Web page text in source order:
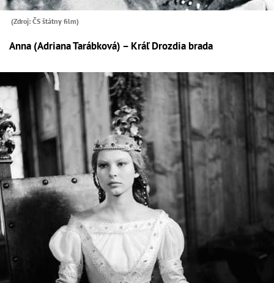
(Zdroj: ČS štátny film)
Anna (Adriana Tarábková) – Kráľ Drozdia brada